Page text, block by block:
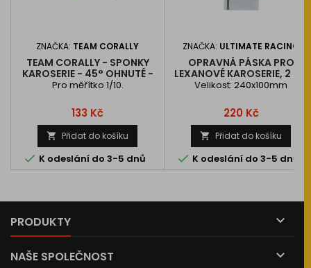
ZNAČKA: TEAM CORALLY
TEAM CORALLY - SPONKY
KAROSERIE - 45° OHNUTÉ -
STŘEDNÍ - ZELENÉ - 10 KS.
Pro měřítko 1/10.
Cena
133 Kč
 Přidat do košíku
 K odeslání do 3-5 dnů
ZNAČKA: ULTIMATE RACING
OPRAVNÁ PÁSKA PRO
LEXANOVÉ KAROSERIE, 2 KS.
Velikost: 240x100mm
Cena
220 Kč
 Přidat do košíku
 K odeslání do 3-5 dnů
PRODUKTY 
NAŠE SPOLEČNOST 